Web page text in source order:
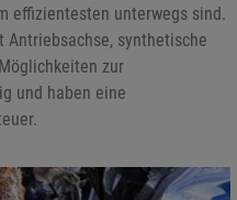
effizientesten unterwegs sind.
synthetische
zur
und haben eine